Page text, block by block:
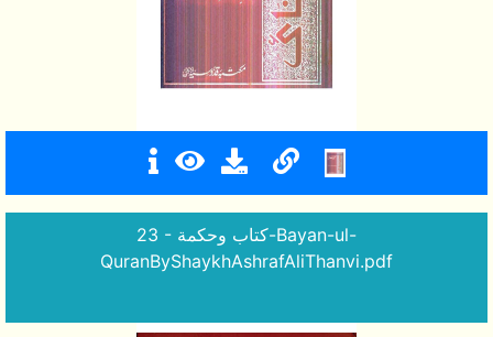
23 - كتاب وحكمة-Bayan-ul-
QuranByShaykhAshrafAliThanvi.pdf